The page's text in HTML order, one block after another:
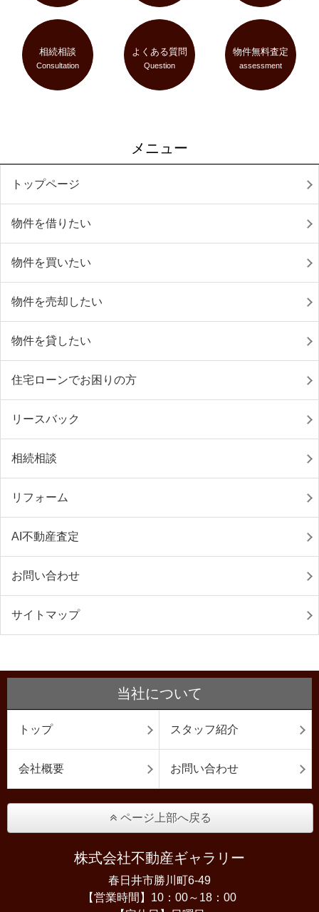
相続相談
Consultation
よくある質問
Question
物件無料査定
assessment
メニュー
トップページ
物件を借りたい
物件を買いたい
物件を売却したい
物件を貸したい
住宅ローンでお困りの方
リースバック
相続相談
リフォーム
AI不動産査定
お問い合わせ
サイトマップ
当社について
トップ スタッフ紹介
会社概要 お問い合わせ
ページ上部へ戻る
株式会社不動産ギャラリー
春日井市勝川町6-49
【営業時間】10：00～18：00